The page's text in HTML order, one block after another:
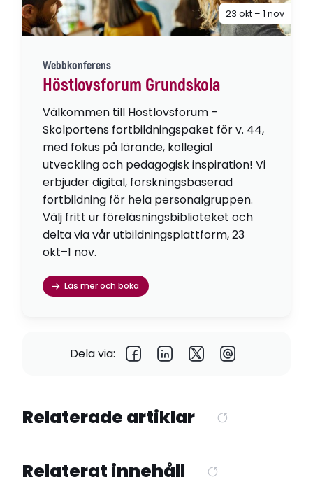
Webbkonferens
Höstlovsforum Grundskola
Välkommen till Höstlovsforum –
Skolportens fortbildningspaket för v. 44,
med fokus på lärande, kollegial
utveckling och pedagogisk inspiration! Vi
erbjuder digital, forskningsbaserad
fortbildning för hela personalgruppen.
Välj fritt ur föreläsningsbiblioteket och
delta via vår utbildningsplattform, 23
okt–1 nov.
Läs mer och boka
23 okt – 1 nov
Dela via:
Relaterade artiklar
Relaterat innehåll